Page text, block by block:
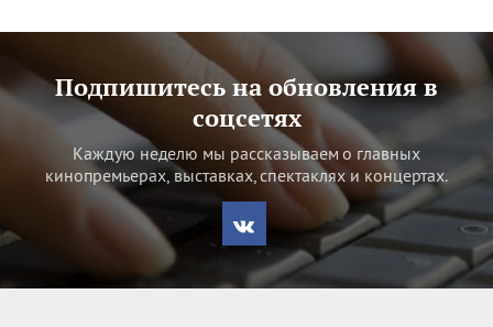
Подпишитесь на обновления в
соцсетях
Каждую неделю мы рассказываем о главных
кинопремьерах, выставках, спектаклях и концертах.